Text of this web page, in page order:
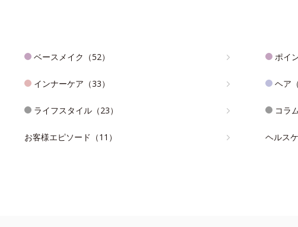
ベースメイク（52） ポイ
インナーケア（33） ヘア
ライフスタイル（23） コラ
お客様エピソード（11） ヘルス